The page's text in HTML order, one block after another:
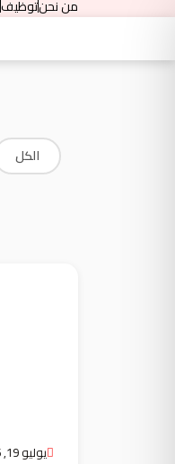
من نحنتوظيف
الكل
يوليو 19, 2026